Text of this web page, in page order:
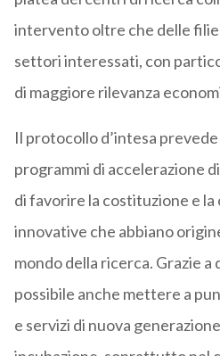
intervento oltre che delle
settori interessati, con
di maggiore rilevanza
Il protocollo d’intesa
programmi di accelerazione
di favorire la costituzione e la
innovative che abbiano
mondo della ricerca. Grazie a
possibile anche mettere a
e servizi di nuova